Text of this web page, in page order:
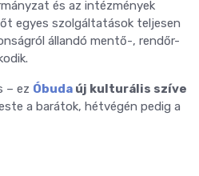
és az intézmények
egyes szolgáltatások teljesen
állandó mentő-, rendőr-
– ez Óbuda új kulturális szíve
a barátok, hétvégén pedig a